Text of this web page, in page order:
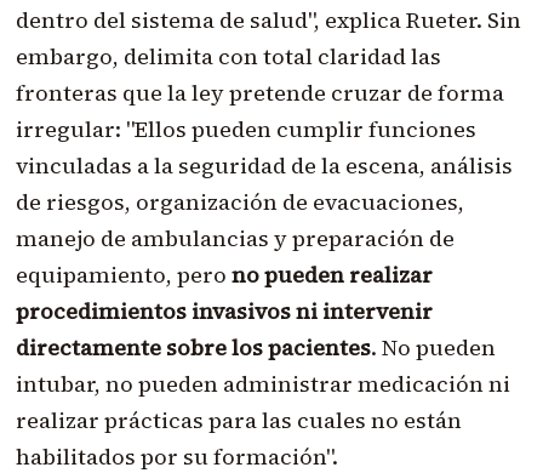
dentro del sistema de salud", explica Rueter. Sin
embargo, delimita con total claridad las
fronteras que la ley pretende cruzar de forma
irregular: "Ellos pueden cumplir funciones
vinculadas a la seguridad de la escena, análisis
de riesgos, organización de evacuaciones,
manejo de ambulancias y preparación de
equipamiento, pero no pueden realizar
procedimientos invasivos ni intervenir
directamente sobre los pacientes. No pueden
intubar, no pueden administrar medicación ni
realizar prácticas para las cuales no están
habilitados por su formación".